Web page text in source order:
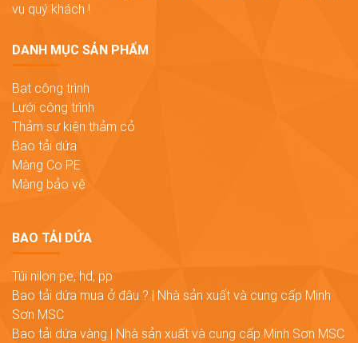
vụ quý khách !
DANH MỤC SẢN PHẨM
Bạt công trình
Lưới công trình
Thảm sự kiện thảm cỏ
Bao tải dứa
Màng Co PE
Màng bảo vệ
BAO TẢI DỨA
Túi nilon pe, hd, pp
Bao tải dứa mua ở đâu ? | Nhà sản xuất và cung cấp Minh
Sơn MSC
Bao tải dứa vàng | Nhà sản xuất và cung cấp Minh Sơn MSC